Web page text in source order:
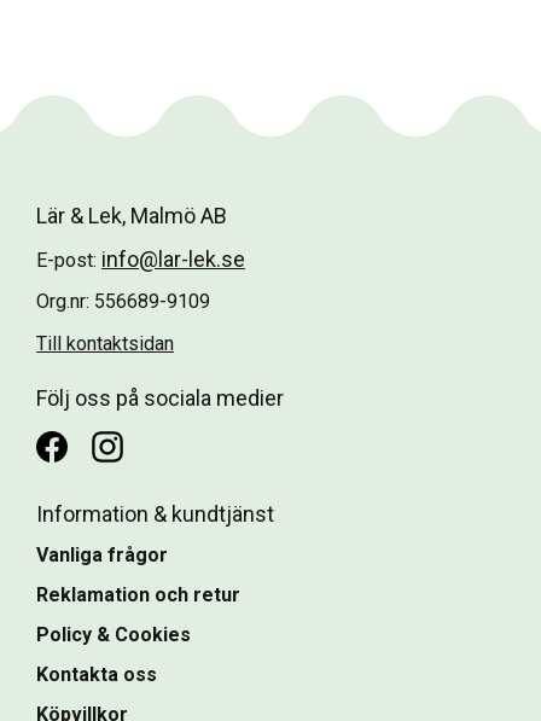
Lär & Lek, Malmö AB
E-post: info@lar-lek.se
Org.nr: 556689-9109
Till kontaktsidan
Följ oss på sociala medier
Information & kundtjänst
Vanliga frågor
Reklamation och retur
Policy & Cookies
Kontakta oss
Köpvillkor